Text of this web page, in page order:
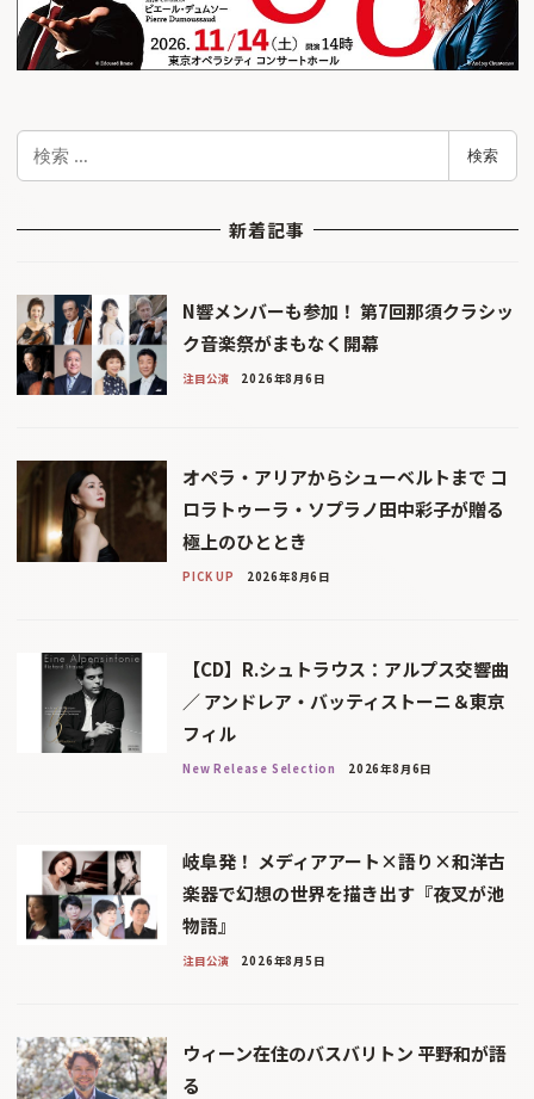
検索
新着記事
N響メンバーも参加！ 第7回那須クラシッ
ク音楽祭がまもなく開幕
注目公演 2026年8月6日
オペラ・アリアからシューベルトまで コ
ロラトゥーラ・ソプラノ田中彩子が贈る
極上のひととき
PICK UP 2026年8月6日
【CD】R.シュトラウス：アルプス交響曲
／ アンドレア・バッティストーニ＆東京
フィル
New Release Selection 2026年8月6日
岐阜発！ メディアアート×語り×和洋古
楽器で幻想の世界を描き出す『夜叉が池
物語』
注目公演 2026年8月5日
ウィーン在住のバスバリトン 平野和が語
る